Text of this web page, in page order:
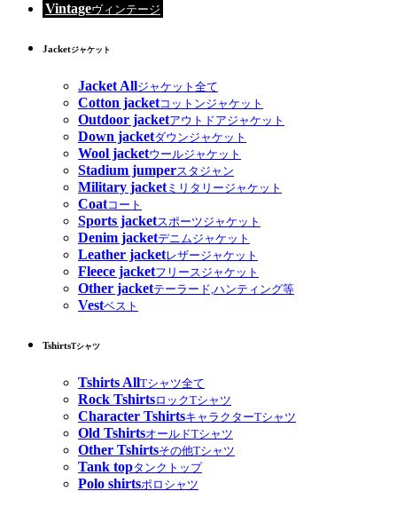
Vintageヴィンテージ
Jacketジャケット
Jacket Allジャケット全て
Cotton jacketコットンジャケット
Outdoor jacketアウトドアジャケット
Down jacketダウンジャケット
Wool jacketウールジャケット
Stadium jumperスタジャン
Military jacketミリタリージャケット
Coatコート
Sports jacketスポーツジャケット
Denim jacketデニムジャケット
Leather jacketレザージャケット
Fleece jacketフリースジャケット
Other jacketテーラード,ハンティング等
Vestベスト
TshirtsTシャツ
Tshirts AllTシャツ全て
Rock TshirtsロックTシャツ
Character TshirtsキャラクターTシャツ
Old TshirtsオールドTシャツ
Other Tshirtsその他Tシャツ
Tank topタンクトップ
Polo shirtsポロシャツ